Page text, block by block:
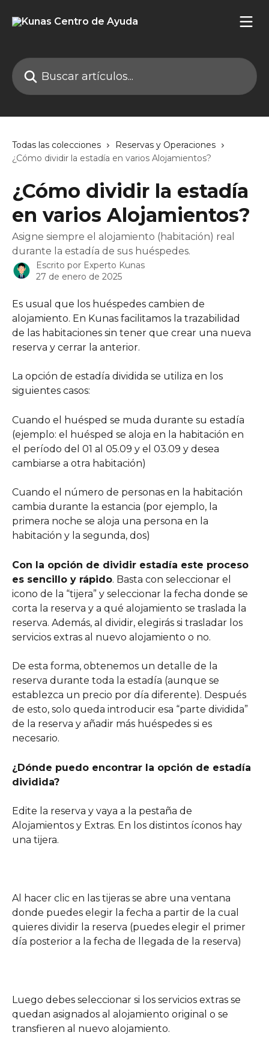
Buscar artículos...
Todas las colecciones
Reservas y Operaciones
¿Cómo dividir la estadía en varios Alojamientos?
¿Cómo dividir la estadía
en varios Alojamientos?
Asigne siempre el alojamiento (habitación) real
durante la estadía de sus huéspedes.
Escrito por Experto Kunas
27 de enero de 2025
Es usual que los huéspedes cambien de
alojamiento. En Kunas facilitamos la trazabilidad
de las habitaciones sin tener que crear una nueva
reserva y cerrar la anterior.
La opción de estadía dividida se utiliza en los
siguientes casos:
Cuando el huésped se muda durante su estadía
(ejemplo: el huésped se aloja en la habitación en
el período del 01 al 05.09 y el 03.09 y desea
cambiarse a otra habitación)
Cuando el número de personas en la habitación
cambia durante la estancia (por ejemplo, la
primera noche se aloja una persona en la
habitación y la segunda, dos)
Con la opción de dividir estadía este proceso
es sencillo y rápido. Basta con seleccionar el
icono de la “tijera” y seleccionar la fecha donde se
corta la reserva y a qué alojamiento se traslada la
reserva. Además, al dividir, elegirás si trasladar los
servicios extras al nuevo alojamiento o no.
De esta forma, obtenemos un detalle de la
reserva durante toda la estadía (aunque se
establezca un precio por día diferente). Después
de esto, solo queda introducir esa “parte dividida”
de la reserva y añadir más huéspedes si es
necesario.
¿Dónde puedo encontrar la opción de estadía
dividida?
Edite la reserva y vaya a la pestaña de
Alojamientos y Extras. En los distintos íconos hay
una tijera.
Al hacer clic en las tijeras se abre una ventana
donde puedes elegir la fecha a partir de la cual
quieres dividir la reserva (puedes elegir el primer
día posterior a la fecha de llegada de la reserva)
Luego debes seleccionar si los servicios extras se
quedan asignados al alojamiento original o se
transfieren al nuevo alojamiento.